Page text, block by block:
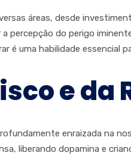
áreas, desde
percepção do perigo
é uma habilidade essencial
e da
enraizada na
liberando dopamina e